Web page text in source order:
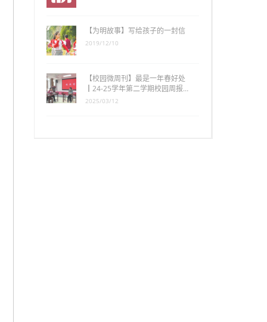
【为明故事】写给孩子的一封信
2019/12/10
【校园微周刊】最是一年春好处
┃24-25学年第二学期校园周报…
2025/03/12